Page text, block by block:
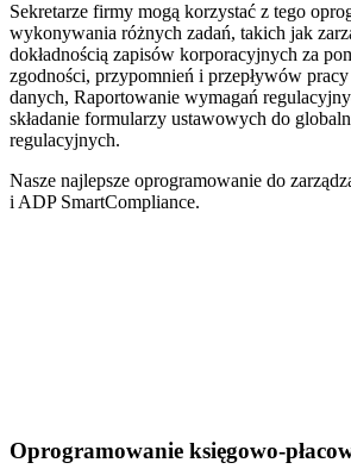
Sekretarze firmy mogą korzystać z tego
wykonywania różnych zadań, takich jak
dokładnością zapisów korporacyjnych za
zgodności, przypomnień i przepływów
danych, Raportowanie wymagań
składanie formularzy ustawowych do
regulacyjnych.
Nasze najlepsze oprogramowanie do
i ADP SmartCompliance.
Oprogramowanie księgowo-